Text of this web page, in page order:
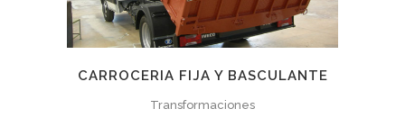
CARROCERIA FIJA Y BASCULANTE
Transformaciones